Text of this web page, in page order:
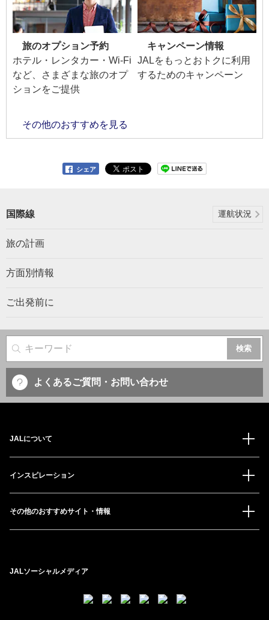
旅のオプション予約
ホテル・レンタカー・Wi-Fi
など、さまざまな旅のオプ
ションをご提供
キャンペーン情報
JALをもっとおトクに利用
するためのキャンペーン
その他のおすすめを見る
シェア
国際線 運航状況
旅の計画
方面別情報
ご出発前に
サイト内検索
よくあるご質問・お問い合わせ
JALについて
インスピレーション
その他のおすすめサイト・情報
JALソーシャルメディア